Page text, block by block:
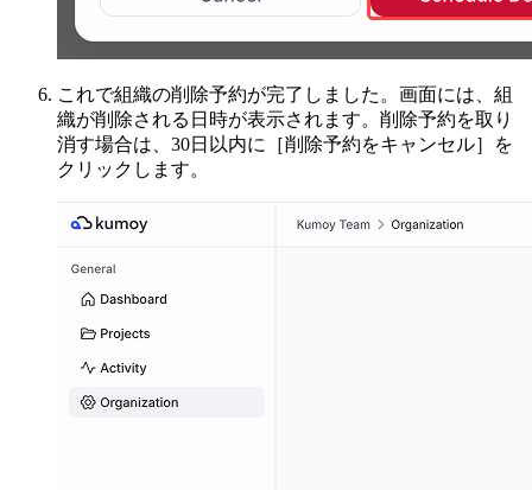
これで組織の削除予約が完了しました。画面には、組
織が削除される日時が表示されます。削除予約を取り
消す場合は、30日以内に［削除予約をキャンセル］を
クリックします。